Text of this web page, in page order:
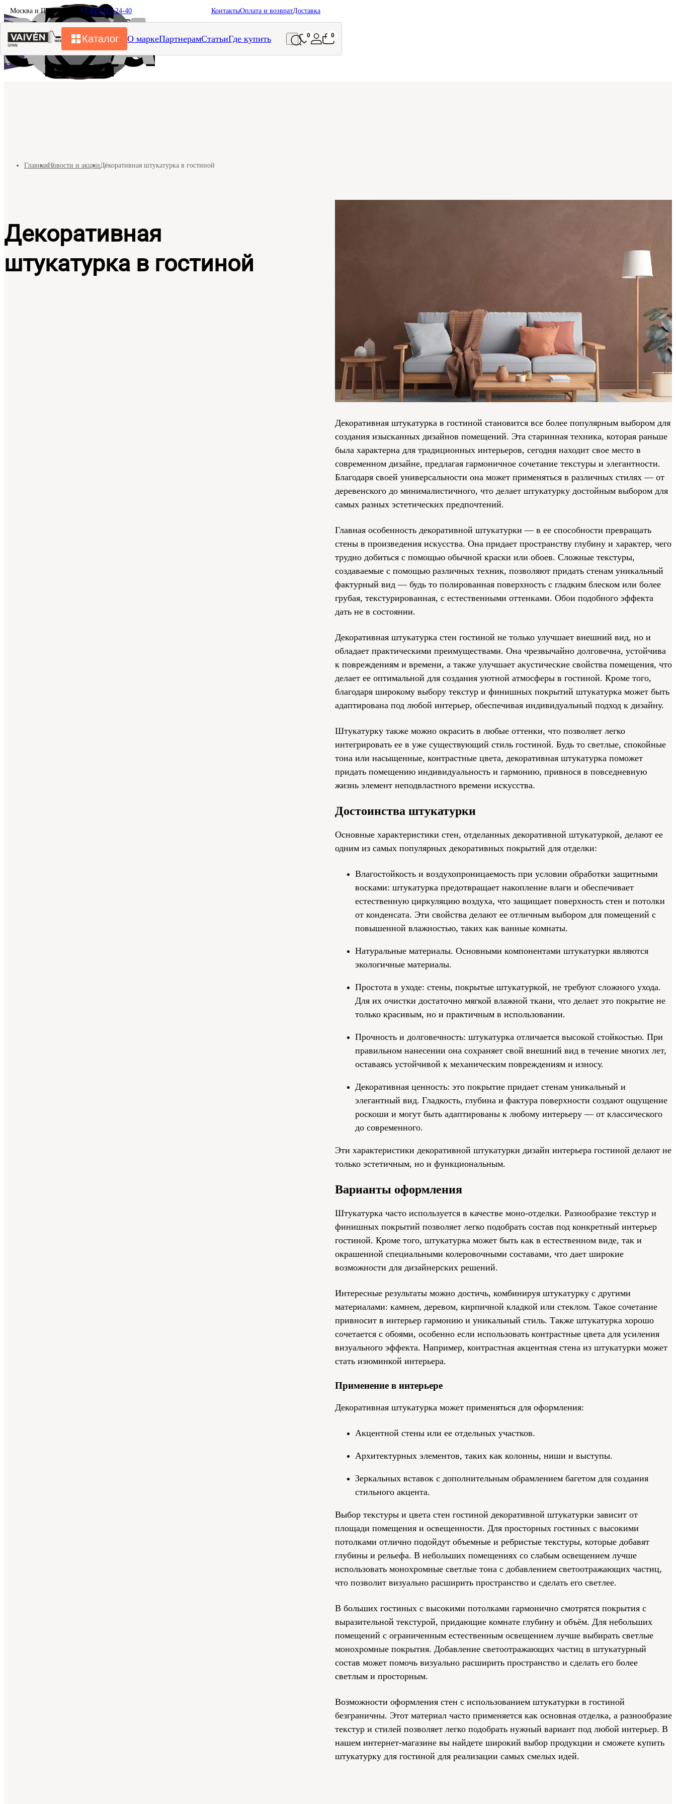
Москва и Подмосковье +7 495 215-24-40 КонтактыОплата и возвратДоставка
Каталог О маркеПартнерамСтатьиГде купить 0 0
ГлавнаяНовости и акцииДекоративная штукатурка в гостиной
Декоративная
штукатурка в гостиной
Декоративная штукатурка в гостиной становится все более популярным выбором для
создания изысканных дизайнов помещений. Эта старинная техника, которая раньше
была характерна для традиционных интерьеров, сегодня находит свое место в
современном дизайне, предлагая гармоничное сочетание текстуры и элегантности.
Благодаря своей универсальности она может применяться в различных стилях — от
деревенского до минималистичного, что делает штукатурку достойным выбором для
самых разных эстетических предпочтений.
Главная особенность декоративной штукатурки — в ее способности превращать
стены в произведения искусства. Она придает пространству глубину и характер, чего
трудно добиться с помощью обычной краски или обоев. Сложные текстуры,
создаваемые с помощью различных техник, позволяют придать стенам уникальный
фактурный вид — будь то полированная поверхность с гладким блеском или более
грубая, текстурированная, с естественными оттенками. Обои подобного эффекта
дать не в состоянии.
Декоративная штукатурка стен гостиной не только улучшает внешний вид, но и
обладает практическими преимуществами. Она чрезвычайно долговечна, устойчива
к повреждениям и времени, а также улучшает акустические свойства помещения, что
делает ее оптимальной для создания уютной атмосферы в гостиной. Кроме того,
благодаря широкому выбору текстур и финишных покрытий штукатурка может быть
адаптирована под любой интерьер, обеспечивая индивидуальный подход к дизайну.
Штукатурку также можно окрасить в любые оттенки, что позволяет легко
интегрировать ее в уже существующий стиль гостиной. Будь то светлые, спокойные
тона или насыщенные, контрастные цвета, декоративная штукатурка поможет
придать помещению индивидуальность и гармонию, привнося в повседневную
жизнь элемент неподвластного времени искусства.
Достоинства штукатурки
Основные характеристики стен, отделанных декоративной штукатуркой, делают ее
одним из самых популярных декоративных покрытий для отделки:
Влагостойкость и воздухопроницаемость при условии обработки защитными
восками: штукатурка предотвращает накопление влаги и обеспечивает
естественную циркуляцию воздуха, что защищает поверхность стен и потолки
от конденсата. Эти свойства делают ее отличным выбором для помещений с
повышенной влажностью, таких как ванные комнаты.
Натуральные материалы. Основными компонентами штукатурки являются
экологичные материалы.
Простота в уходе: стены, покрытые штукатуркой, не требуют сложного ухода.
Для их очистки достаточно мягкой влажной ткани, что делает это покрытие не
только красивым, но и практичным в использовании.
Прочность и долговечность: штукатурка отличается высокой стойкостью. При
правильном нанесении она сохраняет свой внешний вид в течение многих лет,
оставаясь устойчивой к механическим повреждениям и износу.
Декоративная ценность: это покрытие придает стенам уникальный и
элегантный вид. Гладкость, глубина и фактура поверхности создают ощущение
роскоши и могут быть адаптированы к любому интерьеру — от классического
до современного.
Эти характеристики декоративной штукатурки дизайн интерьера гостиной делают не
только эстетичным, но и функциональным.
Варианты оформления
Штукатурка часто используется в качестве моно-отделки. Разнообразие текстур и
финишных покрытий позволяет легко подобрать состав под конкретный интерьер
гостиной. Кроме того, штукатурка может быть как в естественном виде, так и
окрашенной специальными колеровочными составами, что дает широкие
возможности для дизайнерских решений.
Интересные результаты можно достичь, комбинируя штукатурку с другими
материалами: камнем, деревом, кирпичной кладкой или стеклом. Такое сочетание
привносит в интерьер гармонию и уникальный стиль. Также штукатурка хорошо
сочетается с обоями, особенно если использовать контрастные цвета для усиления
визуального эффекта. Например, контрастная акцентная стена из штукатурки может
стать изюминкой интерьера.
Применение в интерьере
Декоративная штукатурка может применяться для оформления:
Акцентной стены или ее отдельных участков.
Архитектурных элементов, таких как колонны, ниши и выступы.
Зеркальных вставок с дополнительным обрамлением багетом для создания
стильного акцента.
Выбор текстуры и цвета стен гостиной декоративной штукатурки зависит от
площади помещения и освещенности. Для просторных гостиных с высокими
потолками отлично подойдут объемные и ребристые текстуры, которые добавят
глубины и рельефа. В небольших помещениях со слабым освещением лучше
использовать монохромные светлые тона с добавлением светоотражающих частиц,
что позволит визуально расширить пространство и сделать его светлее.
В больших гостиных с высокими потолками гармонично смотрятся покрытия с
выразительной текстурой, придающие комнате глубину и объём. Для небольших
помещений с ограниченным естественным освещением лучше выбирать светлые
монохромные покрытия. Добавление светоотражающих частиц в штукатурный
состав может помочь визуально расширить пространство и сделать его более
светлым и просторным.
Возможности оформления стен с использованием штукатурки в гостиной
безграничны. Этот материал часто применяется как основная отделка, а разнообразие
текстур и стилей позволяет легко подобрать нужный вариант под любой интерьер. В
нашем интернет-магазине вы найдете широкий выбор продукции и сможете купить
штукатурку для гостиной для реализации самых смелых идей.